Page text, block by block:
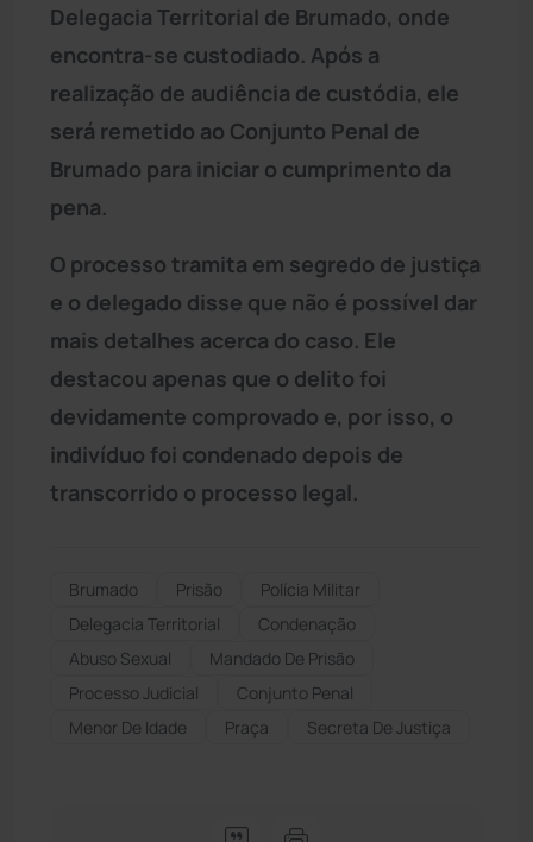
Delegacia Territorial de Brumado, onde
encontra-se custodiado. Após a
realização de audiência de custódia, ele
será remetido ao Conjunto Penal de
Brumado para iniciar o cumprimento da
pena.
O processo tramita em segredo de justiça
e o delegado disse que não é possível dar
mais detalhes acerca do caso. Ele
destacou apenas que o delito foi
devidamente comprovado e, por isso, o
indivíduo foi condenado depois de
transcorrido o processo legal.
Brumado Prisão
Polícia Militar
Delegacia Territorial
Condenação
Abuso Sexual
Mandado De Prisão
Processo Judicial
Conjunto Penal
Menor De Idade
Praça Secreta De Justiça